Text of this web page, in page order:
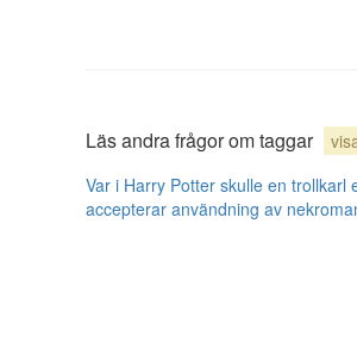
Läs andra frågor om taggar
Var i Harry Potter skulle en
accepterar användning av